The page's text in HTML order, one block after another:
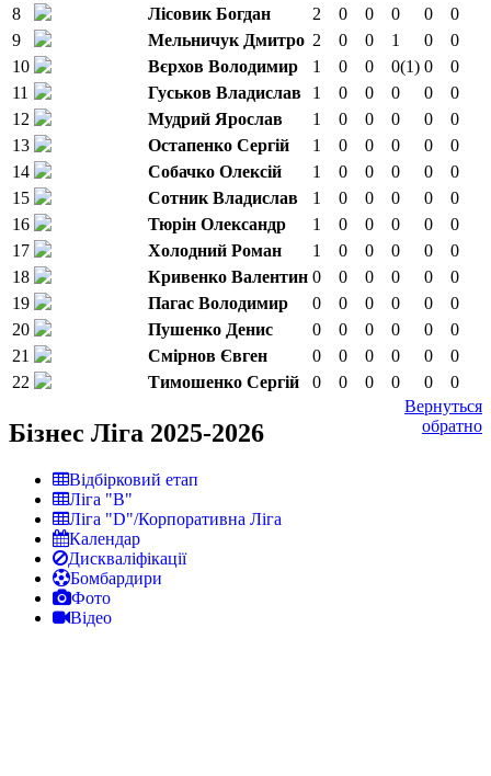
8
Лісовик Богдан 2 0 0 0 0
0
9
Мельничук Дмитро 2 0 0 1 0
0
10
Вєрхов Володимир 1 0 0 0(1) 0
0
11
Гуськов Владислав 1 0 0 0 0
0
12
Мудрий Ярослав 1 0 0 0 0
0
13
Остапенко Сергій 1 0 0 0 0
0
14
Собачко Олексій 1 0 0 0 0
0
15
Сотник Владислав 1 0 0 0 0
0
16
Тюрін Олександр 1 0 0 0 0
0
17
Холодний Роман 1 0 0 0 0
0
18
Кривенко Валентин 0 0 0 0 0
0
19
Пагас Володимир 0 0 0 0 0
0
20
Пушенко Денис 0 0 0 0 0
0
21
Смірнов Євген 0 0 0 0 0
0
22
Тимошенко Сергій 0 0 0 0 0
0
Вернуться
обратно
Бізнес Ліга 2025-2026
Відбірковий етап
Ліга "В"
Ліга "D"/Корпоративна Ліга
Календар
Дискваліфікації
Бомбардири
Фото
Відео